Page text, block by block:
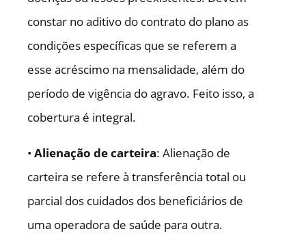
constar no aditivo do contrato do plano as
condições específicas que se referem a
esse acréscimo na mensalidade, além do
período de vigência do agravo. Feito isso, a
cobertura é integral.
• Alienação de carteira: Alienação de
carteira se refere à transferência total ou
parcial dos cuidados dos beneficiários de
uma operadora de saúde para outra.